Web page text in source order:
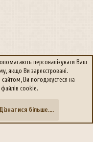
Дoпoмoга
Зверху
персоналізувати Ваш
якщо Ви зареєстровані.
Ви погоджуєтеся на
cookie.
Дізнатися більше....